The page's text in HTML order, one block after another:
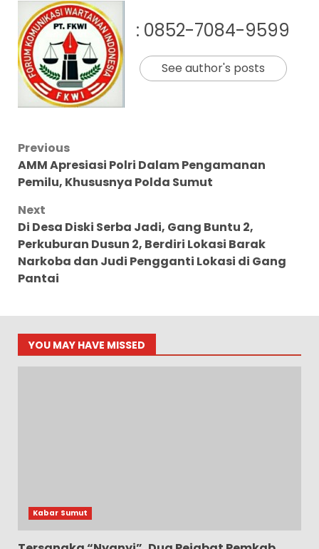
: 0852-7084-9599
See author's posts
Post
navigation
Previous
AMM Apresiasi Polri Dalam Pengamanan
Pemilu, Khususnya Polda Sumut
Next
Di Desa Diski Serba Jadi, Gang Buntu 2,
Perkuburan Dusun 2, Berdiri Lokasi Barak
Narkoba dan Judi Pengganti Lokasi di Gang
Pantai
YOU MAY HAVE MISSED
Kabar Sumut